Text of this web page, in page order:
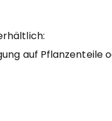
auf Pflanzenteile